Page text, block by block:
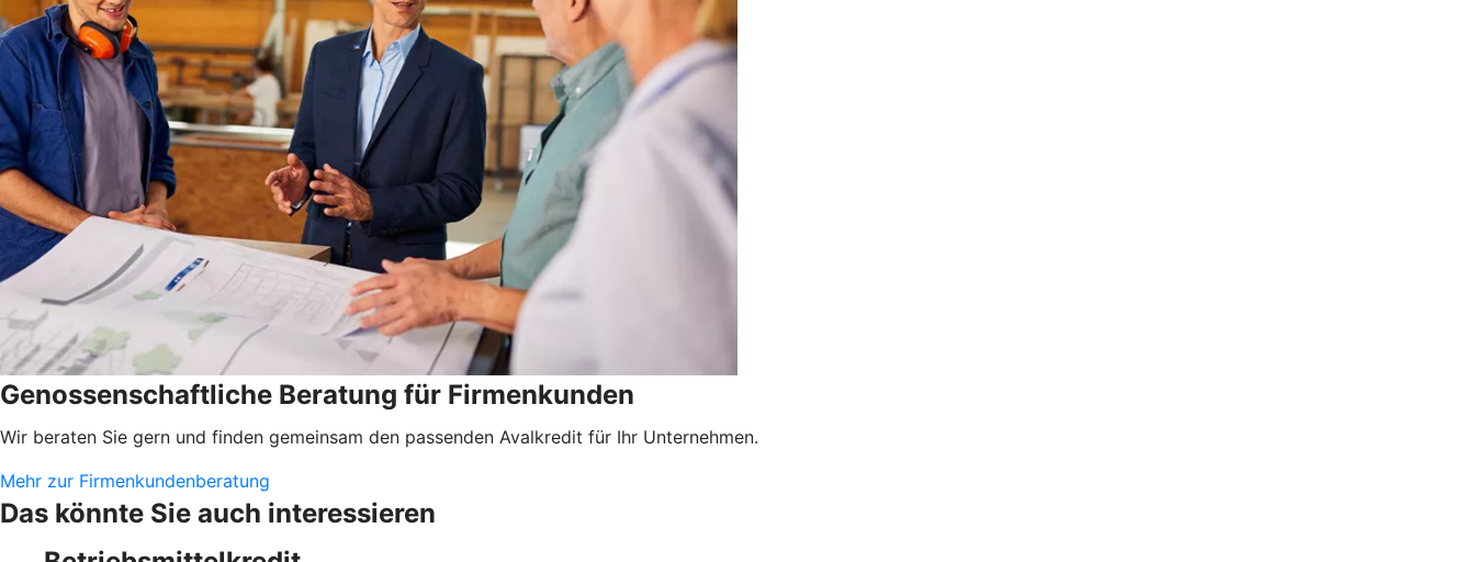
Genossenschaftliche Beratung für Firmenkunden
Wir beraten Sie gern und finden gemeinsam den passenden Avalkredit für Ihr Unternehmen.
Mehr zur Firmenkundenberatung
Das könnte Sie auch interessieren